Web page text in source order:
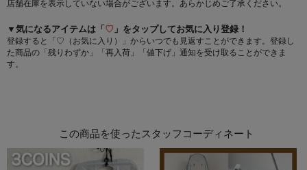
店舗在庫を表示していない場合がございます。あらかじめご了承ください。
▼気になるアイテムは「♡ 」をタップしてお気に入り登録！
登録すると「♡（お気に入り）」からいつでも見返すことができます。登録し
た商品の「残りわずか」「再入荷」「値下げ」通知を受け取ることができま
す。
この商品を使ったスタッフコーディネート